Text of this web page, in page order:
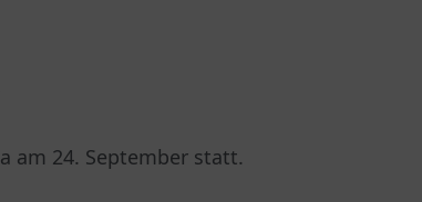
am 24. September statt.